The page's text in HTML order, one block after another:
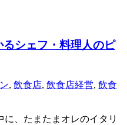
シェフ・料理人のピ
, 飲食店, 飲食店経営, 飲食
、たまたまオレのイタリ